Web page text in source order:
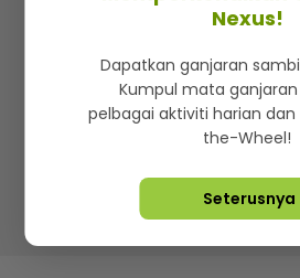
Iklan di SMG360
Terma & Syarat
Lebih hot,
Hakcipta Terpelihara ©2026. Star
Nexus!
Dapatkan ganjaran
Kumpul mata
pelbagai aktiviti harian
the-Wheel!
Seterusnya